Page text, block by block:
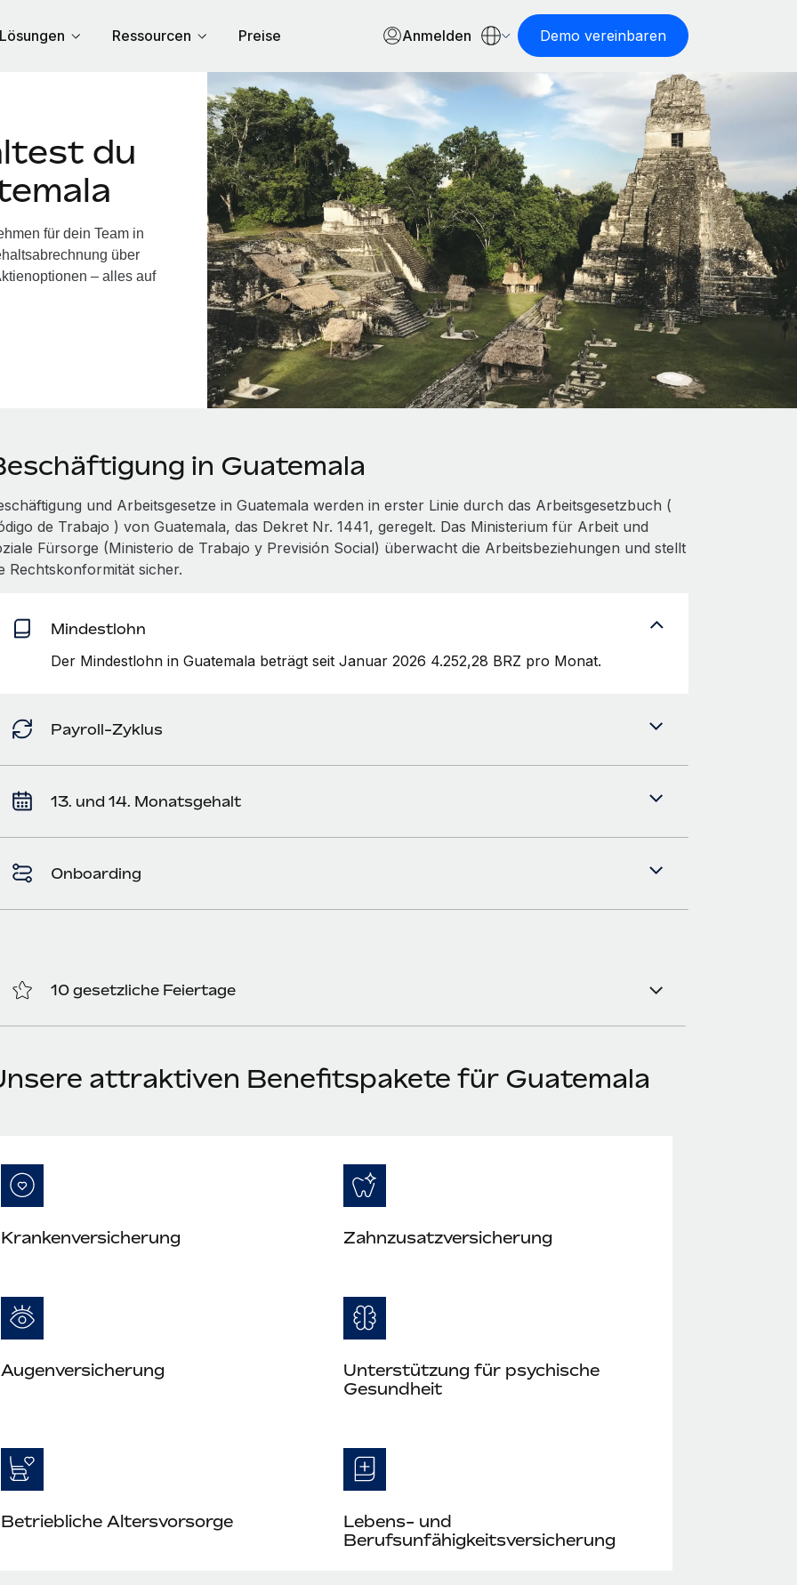
Lösungen Ressourcen Preise Anmelden Demo vereinbaren
du
für dein Team in
über
– alles auf
in Guatemala
und Arbeitsgesetze in Guatemala werden in erster Linie durch das Arbeitsgesetzbuch (
de Trabajo ) von Guatemala, das Dekret Nr. 1441, geregelt. Das Ministerium für Arbeit und
Fürsorge (Ministerio de Trabajo y Previsión Social) überwacht die Arbeitsbeziehungen und stellt
Rechtskonformität sicher.
Mindestlohn
Der Mindestlohn in Guatemala beträgt seit Januar 2026 4.252,28 BRZ pro Monat.
Payroll-Zyklus
13. und 14. Monatsgehalt
Onboarding
10 gesetzliche Feiertage
attraktiven Benefitspakete für Guatemala
Krankenversicherung Zahnzusatzversicherung
Augenversicherung
Unterstützung für psychische
Gesundheit
Betriebliche Altersvorsorge
Lebens- und
Berufsunfähigkeitsversicherung